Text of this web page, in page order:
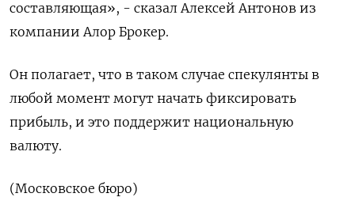
составляющая», - сказал Алексей Антонов из
компании Алор Брокер.
Он полагает, что в таком случае спекулянты в
любой момент могут начать фиксировать
прибыль, и это поддержит национальную
валюту.
(Московское бюро)